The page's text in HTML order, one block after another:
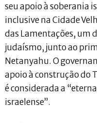
seu apoio à soberania
inclusive na Cidade
das Lamentações, um
judaísmo, junto ao
Netanyahu. O
apoio à construção do
é considerada a
israelense”.